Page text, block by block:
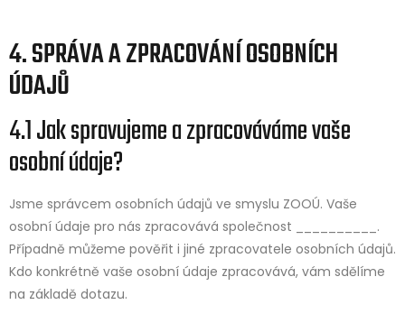
4. SPRÁVA A ZPRACOVÁNÍ OSOBNÍCH
ÚDAJŮ
4.1 Jak spravujeme a zpracováváme vaše
osobní údaje?
Jsme správcem osobních údajů ve smyslu ZOOÚ. Vaše
osobní údaje pro nás zpracovává společnost __________.
Případně můžeme pověřit i jiné zpracovatele osobních údajů.
Kdo konkrétně vaše osobní údaje zpracovává, vám sdělíme
na základě dotazu.